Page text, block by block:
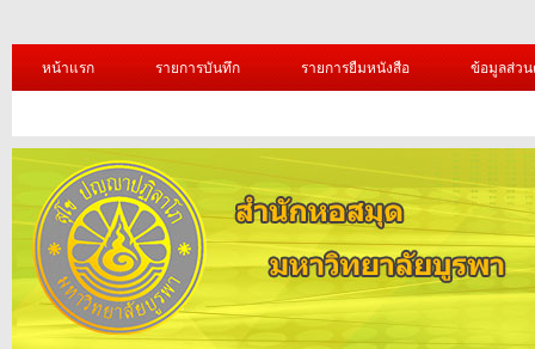
หน้าแรก รายการบันทึก รายการยืมหนังสือ ข้อมูลส่ว